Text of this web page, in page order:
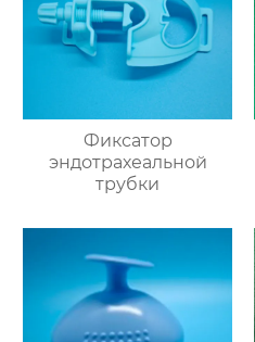
Фиксатор
эндотрахеальной
трубки